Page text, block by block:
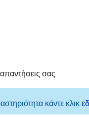
σας
κάντε κλικ